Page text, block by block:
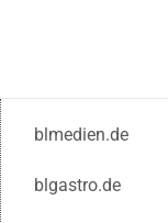
blmedien.de
blgastro.de